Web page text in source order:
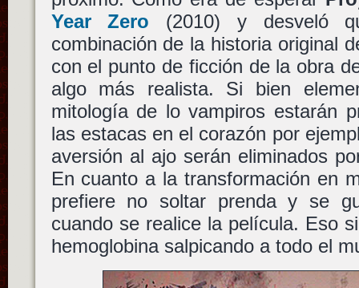
Year Zero (2010) y desveló
combinación de la historia original
con el punto de ficción de la obra
algo más realista. Si bien
mitología de lo vampiros estarán
las estacas en el corazón por
aversión al ajo serán eliminados
En cuanto a la transformación en
prefiere no soltar prenda y se
cuando se realice la película. Eso
hemoglobina salpicando a todo el